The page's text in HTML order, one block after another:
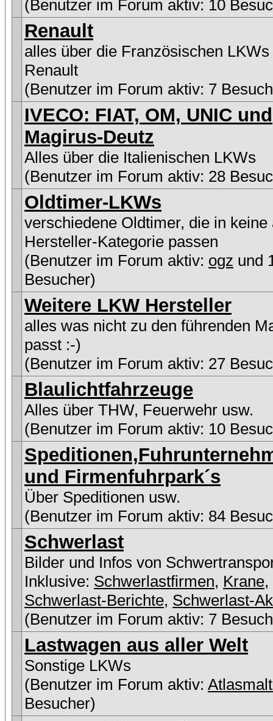
(Benutzer im Forum aktiv: 10
Renault
alles über die Französischen LKWs
Renault
(Benutzer im Forum aktiv: 7
IVECO: FIAT, OM, UNIC und
Magirus-Deutz
Alles über die Italienischen LKWs
(Benutzer im Forum aktiv: 28
Oldtimer-LKWs
verschiedene Oldtimer, die in keine
Hersteller-Kategorie passen
(Benutzer im Forum aktiv: ogz und
Besucher)
Weitere LKW Hersteller
alles was nicht zu den führenden
passt :-)
(Benutzer im Forum aktiv: 27
Blaulichtfahrzeuge
Alles über THW, Feuerwehr usw.
(Benutzer im Forum aktiv: 10
und Firmenfuhrpark´s
Über Speditionen usw.
(Benutzer im Forum aktiv: 84
Schwerlast
Bilder und Infos von
Inklusive: Schwerlastfirmen, Krane,
Schwerlast-Berichte, Schwerlast-
(Benutzer im Forum aktiv: 7
Lastwagen aus aller Welt
Sonstige LKWs
(Benutzer im Forum aktiv:
Besucher)